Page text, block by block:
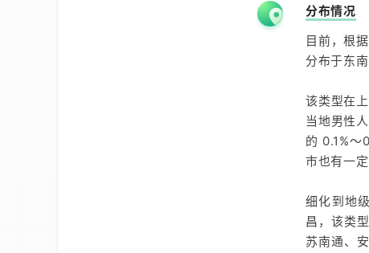
分布情况
目前，根
分布于东南
该类型在
当地男性
的 0.1%～
市也有一定
细化到地
昌，该类
苏南通、